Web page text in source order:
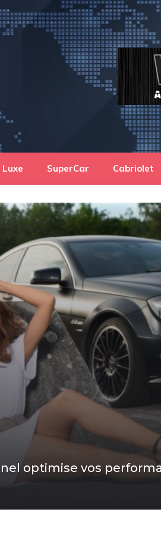
SuperCar Cabriolet
optimise vos